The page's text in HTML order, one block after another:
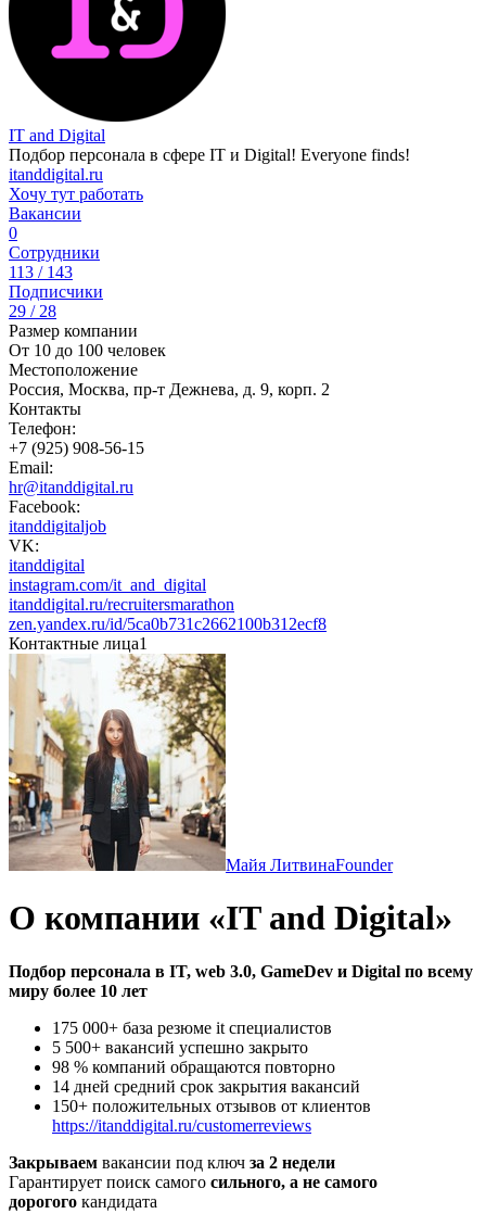
IT and Digital
Подбор персонала в сфере IT и Digital! Everyone finds!
itanddigital.ru
Хочу тут работать
Вакансии
0
Сотрудники
113 / 143
Подписчики
29 / 28
Размер компании
От 10 до 100 человек
Местоположение
Россия, Москва, пр-т Дежнева, д. 9, корп. 2
Контакты
Телефон:
+7 (925) 908-56-15
Email:
hr@itanddigital.ru
Facebook:
itanddigitaljob
VK:
itanddigital
instagram.com/it_and_digital
itanddigital.ru/recruitersmarathon
zen.yandex.ru/id/5ca0b731c2662100b312ecf8
Контактные лица1
Майя ЛитвинаFounder
О компании «IT and Digital»
Подбор персонала в IT, web 3.0, GameDev и Digital по всему
миру более 10 лет
175 000+ база резюме it специалистов
5 500+ вакансий успешно закрыто
98 % компаний обращаются повторно
14 дней средний срок закрытия вакансий
150+ положительных отзывов от клиентов
https://itanddigital.ru/customerreviews
Закрываем вакансии под ключ за 2 недели
Гарантирует поиск самого сильного, а не самого
дорогого кандидата